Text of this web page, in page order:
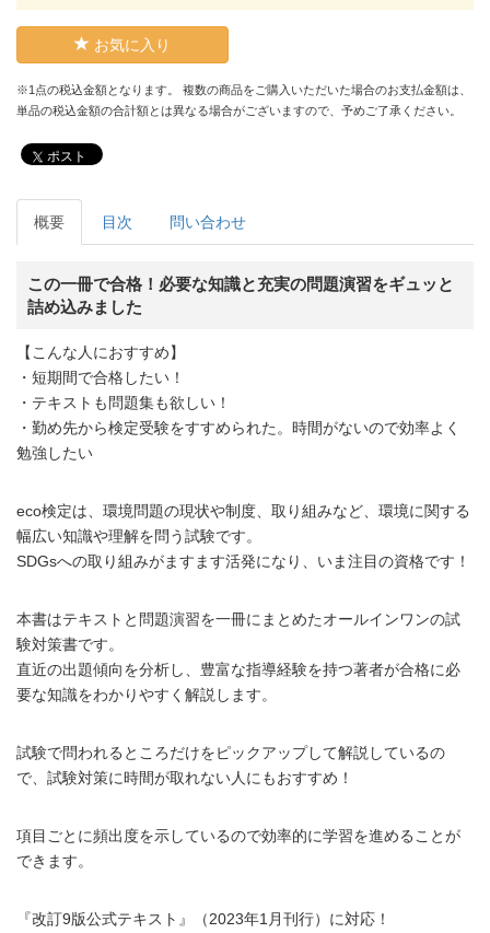
お気に入り
※1点の税込金額となります。 複数の商品をご購入いただいた場合のお支払金額は、
単品の税込金額の合計額とは異なる場合がございますので、予めご了承ください。
ポスト
概要 目次 問い合わせ
この一冊で合格！必要な知識と充実の問題演習をギュッと
詰め込みました
【こんな人におすすめ】
・短期間で合格したい！
・テキストも問題集も欲しい！
・勤め先から検定受験をすすめられた。時間がないので効率よく
勉強したい
eco検定は、環境問題の現状や制度、取り組みなど、環境に関する
幅広い知識や理解を問う試験です。
SDGsへの取り組みがますます活発になり、いま注目の資格です！
本書はテキストと問題演習を一冊にまとめたオールインワンの試
験対策書です。
直近の出題傾向を分析し、豊富な指導経験を持つ著者が合格に必
要な知識をわかりやすく解説します。
試験で問われるところだけをピックアップして解説しているの
で、試験対策に時間が取れない人にもおすすめ！
項目ごとに頻出度を示しているので効率的に学習を進めることが
できます。
『改訂9版公式テキスト』（2023年1月刊行）に対応！